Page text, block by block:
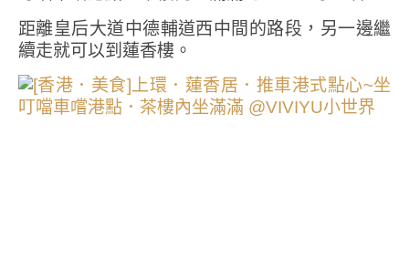
距離皇后大道中德輔道西中間的路段，另一邊繼
續走就可以到蓮香樓。